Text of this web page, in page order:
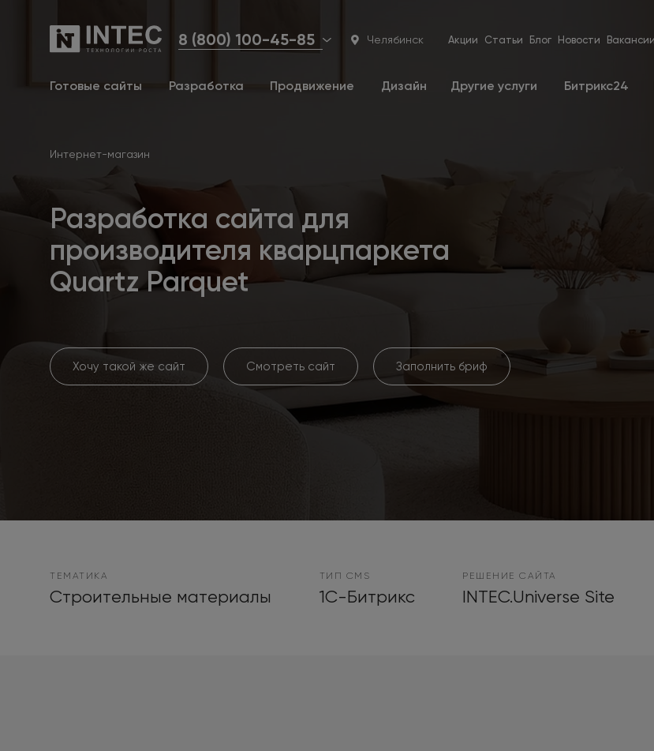
8 (800) 100-45-85 Челябинск Акции Статьи Блог Новости Вакансии
Готовые сайты Разработка Продвижение Дизайн Другие услуги Битрикс24
Интернет-магазин
Разработка сайта для
производителя кварцпаркета
Quartz Parquet
Хочу такой же сайт Смотреть сайт Заполнить бриф
ТЕМАТИКА
Строительные материалы
ТИП CMS
1С-Битрикс
РЕШЕНИЕ САЙТА
INTEC.Universe Site